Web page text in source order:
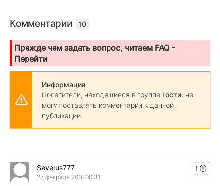
Комментарии 10
Прежде чем задать вопрос, читаем FAQ -
Перейти
Информация
Посетители, находящиеся в группе Гости, не
могут оставлять комментарии к данной
публикации.
1
Severus777
27 февраля 2018 00:31